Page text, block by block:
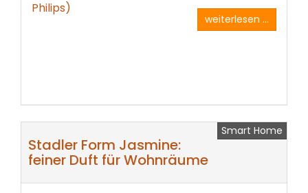
weiterlesen ...
Smart Home
Stadler Form Jasmine:
feiner Duft für Wohnräume